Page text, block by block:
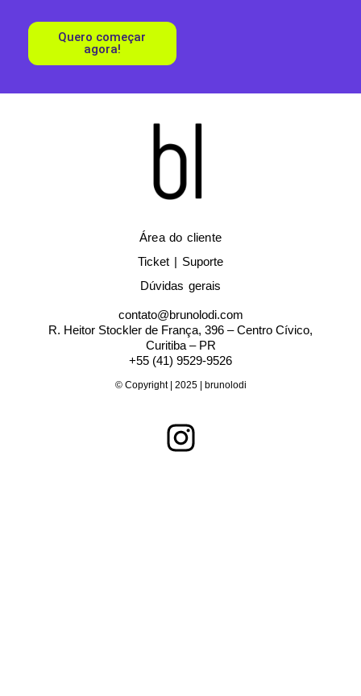
Quero começar
agora!
Área do cliente
Ticket | Suporte
Dúvidas gerais
contato@brunolodi.com
R. Heitor Stockler de França, 396 – Centro Cívico,
Curitiba – PR
+55 (41) 9529-9526
© Copyright | 2025 | brunolodi